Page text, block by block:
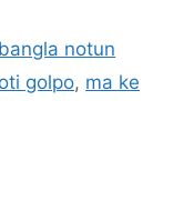
bangla notun
golpo, ma ke